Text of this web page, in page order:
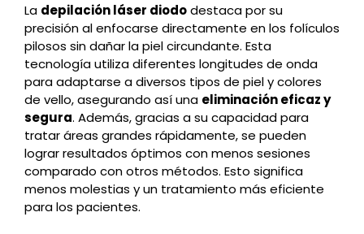
La depilación láser diododestaca por su
precisión al enfocarse directamente en los folículos
pilosos sin dañar la piel circundante. Esta
tecnología utiliza diferentes longitudes de onda
para adaptarse a diversos tipos de piel y colores
de vello, asegurando así una eliminación eficaz y
segura. Además, gracias a su capacidad para
tratar áreas grandes rápidamente, se pueden
lograr resultados óptimos con menos sesiones
comparado con otros métodos. Esto significa
menos molestias y un tratamiento más eficiente
para los pacientes.